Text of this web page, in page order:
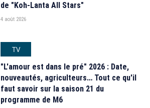
de "Koh-Lanta All Stars"
4 août 2026
TV
"L'amour est dans le pré" 2026 : Date,
nouveautés, agriculteurs… Tout ce qu'il
faut savoir sur la saison 21 du
programme de M6